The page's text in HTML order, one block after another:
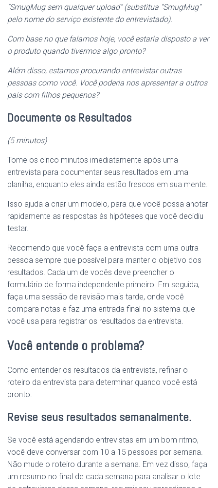
“SmugMug sem qualquer upload” (substitua “SmugMug”
pelo nome do serviço existente do entrevistado).
Com base no que falamos hoje, você estaria disposto a ver
o produto quando tivermos algo pronto?
Além disso, estamos procurando entrevistar outras
pessoas como você. Você poderia nos apresentar a outros
pais com filhos pequenos?
Documente os Resultados
(5 minutos)
Tome os cinco minutos imediatamente após uma
entrevista para documentar seus resultados em uma
planilha, enquanto eles ainda estão frescos em sua mente.
Isso ajuda a criar um modelo, para que você possa anotar
rapidamente as respostas às hipóteses que você decidiu
testar.
Recomendo que você faça a entrevista com uma outra
pessoa sempre que possível para manter o objetivo dos
resultados. Cada um de vocês deve preencher o
formulário de forma independente primeiro. Em seguida,
faça uma sessão de revisão mais tarde, onde você
compara notas e faz uma entrada final no sistema que
você usa para registrar os resultados da entrevista.
Você entende o problema?
Como entender os resultados da entrevista, refinar o
roteiro da entrevista para determinar quando você está
pronto.
Revise seus resultados semanalmente.
Se você está agendando entrevistas em um bom ritmo,
você deve conversar com 10 a 15 pessoas por semana.
Não mude o roteiro durante a semana. Em vez disso, faça
um resumo no final de cada semana para analisar o lote